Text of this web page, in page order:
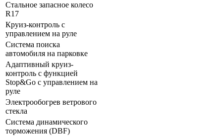
Стальное запасное колесо
R17
Круиз-контроль с
управлением на руле
Система поиска
автомобиля на парковке
Адаптивный круиз-
контроль с функцией
Stop&Go с управлением на
руле
Электрообогрев ветрового
стекла
Система динамического
торможения (DBF)